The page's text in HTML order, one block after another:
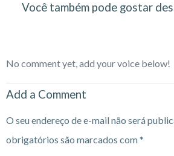
Você também pode gostar
No comment yet, add your voice below!
Add a Comment
O seu endereço de e-mail não será
obrigatórios são marcados com*